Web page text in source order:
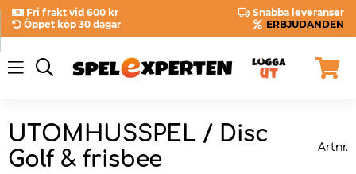
Fri frakt vid 600 kr
Snabba leveranser
Öppet köp 30 dagar
ERBJUDANDEN
UTOMHUSSPEL / Disc
Golf & frisbee
Artnr.